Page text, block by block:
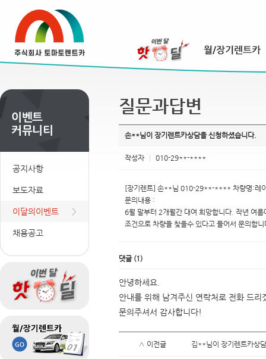
공지사항
보도자료
이달의이벤트
채용공고
질문과답변
손**님이 장기렌트카상담을 신청하셨습니다.
작성자 010-29**-****
[장기렌트] 손**님 010-29**-**** 차량명:레
문의내용 :
6월 말부터 2개월간 대여 희망합니다. 작년 여
조건으로 차량을 찾을수 있다고 들어서 문의합
댓글 (1)
안녕하세요.
안내를 위해 남겨주신 연락처로 전화 드리
문의주셔서 감사합니다!
∧ 이전글 김**님이 장기렌트카상